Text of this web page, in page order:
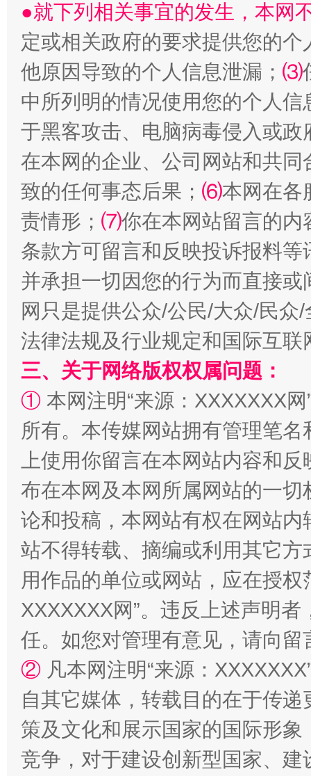
●就下列相关事宜的发生，本网
定或相关政府的要求提供您的个
他原因导致的个人信息泄漏； ⑶
中所列明的情况使用您的个人
于黑客攻击、电脑病毒侵入或
在本网的企业、公司网站和共
致的任何事态后果； ⑹本网在各
责情形； ⑺你在本网站留言的内
条款方可留言和反映投诉报料
并承担一切因您的行为而直接
网只是提供公众/公民/大众/民
法律法规及行业规定和国际互
三、关于网络版权权属问题：
① 本网注明“来源：XXXXXXX
所有。本传媒网站拥有管理笔
上使用你留言在本网站内容和
布在本网及本网所属网站的一
论和投稿，本网站有权在网站
站不得转载、摘编或利用其它
用作品的单位或网站，应在授
XXXXXXX网”。违反上述声明
任。如您对管理有意见，请向
② 凡本网注明“来源：
自其它媒体，转载目的在于传
策及文化和展示国家的国际形
竞争，对于建设创新型国家、